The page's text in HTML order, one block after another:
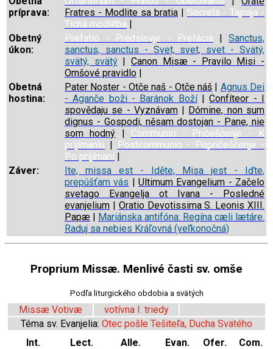
príprava:
Fratres - Modlite sa bratia | Secreta - Tajnaja -
Tichá modlitba |
Obetný
úkon:
Prefatio - Prědslovje - Prefácia | Sanctus,
sanctus, sanctus - Svet, svet, svet - Svätý,
svätý, svätý| Canon Misæ - Pravilo Misi -
Omšové pravidlo |
Obetná
hostina:
Pater Noster - Otče naš - Otče náš | Agnus Dei
- Aganče boži - Baránok Boží| Confíteor - I
spovědaju se - Vyznávam| Dómine, non sum
dignus - Gospodi, něsam dostojan - Pane, nie
som hodný |
Communio - Pričešćenje - K
prijímaniu | Postcommunio - Popričešćenje -
Po prijímaní |
Záver:
Ite, missa est - Iděte, Misa jest - Iďte,
prepúšťam vás | Ultimum Evangelium - Začelo
svetago Evangelja ot Ivana - Posledné
evanjelium | Oratio Devotissima S. Leonis XIII.
Papæ | Mariánska antifóna: Regína cæli lætáre.
Raduj sa nebies Kráľovná (veľkonočná)
Proprium Missæ. Menlivé časti sv. omše
Podľa liturgického obdobia a svätých
Missæ Votivæ
votívna I. triedy
Téma sv. Evanjelia: Otec pošle Tešiteľa, Ducha Svätého
Int.
Lect. Alle. Evan. Ofer.
Com.